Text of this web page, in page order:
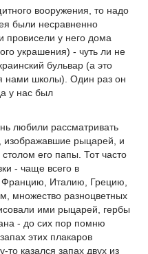
вооружения, то надо
были несравненно
провисели у него дома
украшения) - чуть ли не
бульвар (а это
нами школы). Один раз он
у нас был
любили рассматривать
изображавшие рыцарей, и
его папы. Тот часто
- чаще всего в
Италию, Грецию,
множество разноцветных
ими рыцарей, гербы
- до сих пор помню
этих плакаров
казался запах двух из